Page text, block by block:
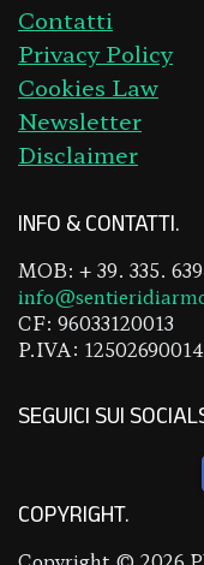
Contatti
Privacy Policy
Cookies Law
Newsletter
Disclaimer
INFO & CONTATTI
MOB: + 39. 335.
CF: 96033120013
P.IVA: 12502690014
SEGUICI SUI
COPYRIGHT